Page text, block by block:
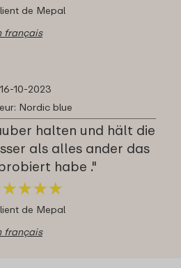
de Mepal
français
16-10-2023
Nordic blue
halten und hält die
als alles ander das
habe ."
★★★★
★★★★
de Mepal
français